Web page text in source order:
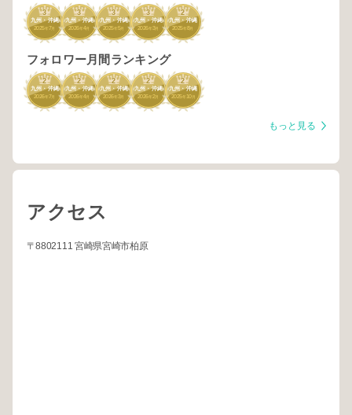
3
九州・沖縄
2025年 7
3
九州・沖縄
2026年 4月
3
九州・沖縄
2025年 5月
3
九州・沖縄
2026年 3月
2
九州・沖縄
2025年 8月
フォロワー月間ランキング
2
九州・沖縄
2026年 7
2
九州・沖縄
2026年 4月
2
九州・沖縄
2026年 3月
2
九州・沖縄
2026年 2月
2
九州・沖縄
2025年 10
もっと見る
アクセス
〒8802111 宮崎県宮崎市柏原